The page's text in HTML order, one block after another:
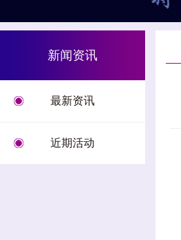
新闻资讯
最新资讯
近期活动